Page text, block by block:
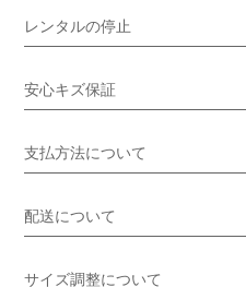
レンタルの停止
安心キズ保証
支払方法について
配送について
サイズ調整について